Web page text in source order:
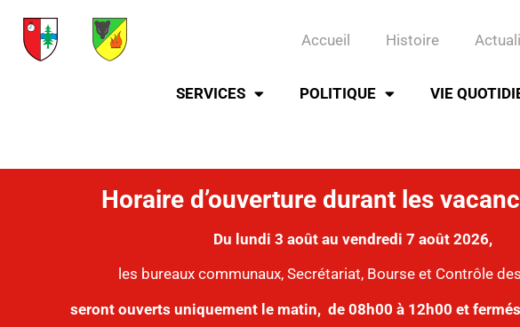
Accueil Histoire
SERVICES POLITIQUE VIE
Horaire d’ouverture durant les
Du lundi 3 août au vendredi 7 août 2026,
les bureaux communaux, Secrétariat, Bourse et Contrôle
seront ouverts uniquement le matin, de 08h00 à 12h00 et